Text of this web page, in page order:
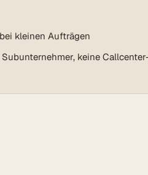
kleinen Aufträgen
keine